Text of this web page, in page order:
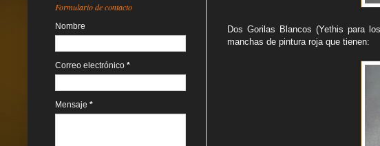
Dos Gorilas Blancos (Yethis para
manchas de pintura roja que tienen:
Formulario de contacto
Nombre
Correo electrónico *
Mensaje *